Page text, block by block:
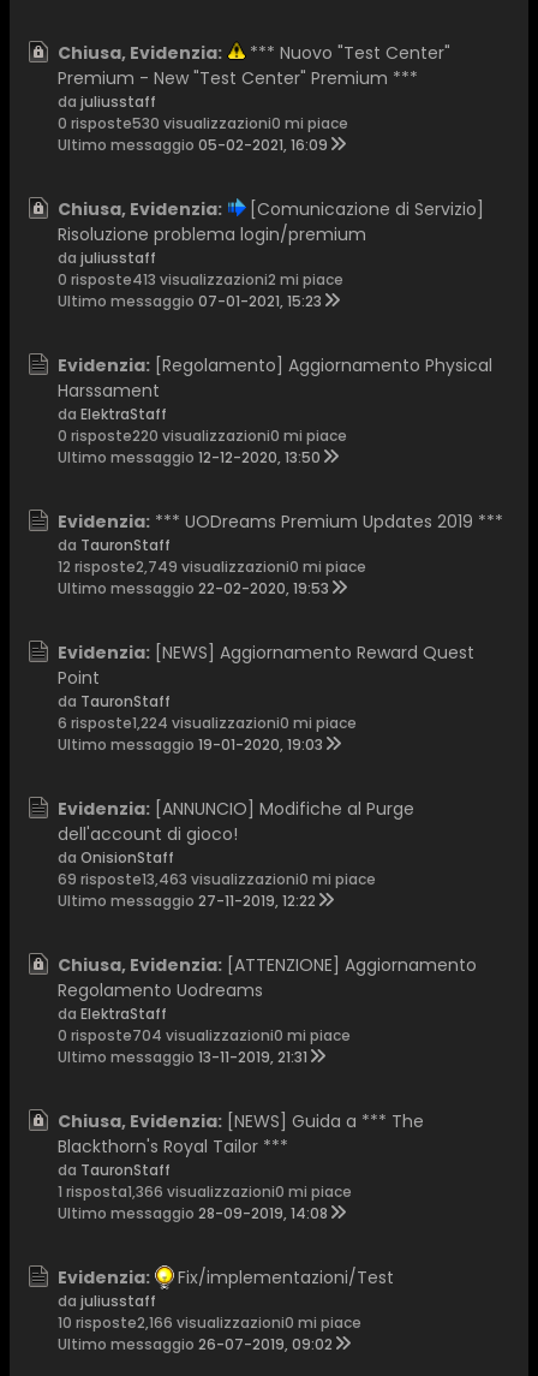
Chiusa, Evidenzia:
*** Nuovo "Test Center"
Premium - New "Test Center" Premium ***
da juliusstaff
0 risposte530 visualizzazioni0 mi piace
Ultimo messaggio 05-02-2021, 16:09
Chiusa, Evidenzia:
[Comunicazione di Servizio]
Risoluzione problema login/premium
da juliusstaff
0 risposte413 visualizzazioni2 mi piace
Ultimo messaggio 07-01-2021, 15:23
Evidenzia: [Regolamento] Aggiornamento Physical
Harssament
da ElektraStaff
0 risposte220 visualizzazioni0 mi piace
Ultimo messaggio 12-12-2020, 13:50
Evidenzia: *** UODreams Premium Updates 2019 ***
da TauronStaff
12 risposte2,749 visualizzazioni0 mi piace
Ultimo messaggio 22-02-2020, 19:53
Evidenzia: [NEWS] Aggiornamento Reward Quest
Point
da TauronStaff
6 risposte1,224 visualizzazioni0 mi piace
Ultimo messaggio 19-01-2020, 19:03
Evidenzia: [ANNUNCIO] Modifiche al Purge
dell'account di gioco!
da OnisionStaff
69 risposte13,463 visualizzazioni0 mi piace
Ultimo messaggio 27-11-2019, 12:22
Chiusa, Evidenzia: [ATTENZIONE] Aggiornamento
Regolamento Uodreams
da ElektraStaff
0 risposte704 visualizzazioni0 mi piace
Ultimo messaggio 13-11-2019, 21:31
Chiusa, Evidenzia: [NEWS] Guida a *** The
Blackthorn's Royal Tailor ***
da TauronStaff
1 risposta1,366 visualizzazioni0 mi piace
Ultimo messaggio 28-09-2019, 14:08
Evidenzia: Fix/implementazioni/Test
da juliusstaff
10 risposte2,166 visualizzazioni0 mi piace
Ultimo messaggio 26-07-2019, 09:02